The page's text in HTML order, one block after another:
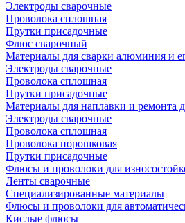
Электроды сварочные
Проволока сплошная
Прутки присадочные
Флюс сварочный
Материалы для сварки алюминия и
Электроды сварочные
Проволока сплошная
Прутки присадочные
Материалы для наплавки и ремонта
Электроды сварочные
Проволока сплошная
Проволока порошковая
Прутки присадочные
Флюсы и проволоки для
Ленты сварочные
Специализированные материалы
Флюсы и проволоки для
Кислые флюсы